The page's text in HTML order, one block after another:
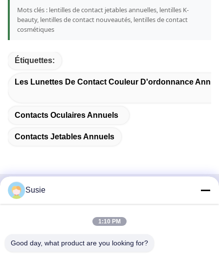
Mots clés : lentilles de contact jetables annuelles, lentilles K-
beauty, lentilles de contact nouveautés, lentilles de contact
cosmétiques
Étiquettes:
Les Lunettes De Contact Couleur D'ordonnance
Contacts Oculaires Annuels
Contacts Jetables Annuels
Contactez rapidement
n° 789 rue Zhongyi 1, district de Yuhua, Changsha, Hunan,
Susie
1:10 PM
Good day, what product are you looking for?